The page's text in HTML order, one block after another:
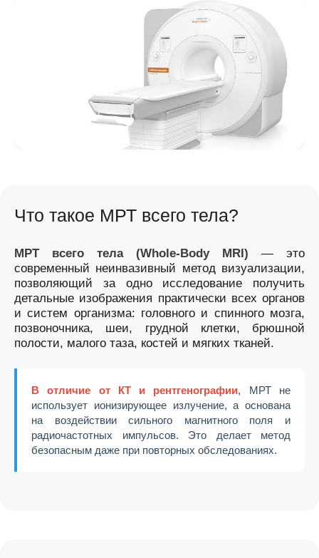
Что такое МРТ всего тела?
МРТ всего тела (Whole-Body MRI) — это
современный неинвазивный метод визуализации,
позволяющий за одно исследование получить
детальные изображения практически всех органов
и систем организма: головного и спинного мозга,
позвоночника, шеи, грудной клетки, брюшной
полости, малого таза, костей и мягких тканей.
В отличие от КТ и рентгенографии, МРТ не
использует ионизирующее излучение, а основана
на воздействии сильного магнитного поля и
радиочастотных импульсов. Это делает метод
безопасным даже при повторных обследованиях.